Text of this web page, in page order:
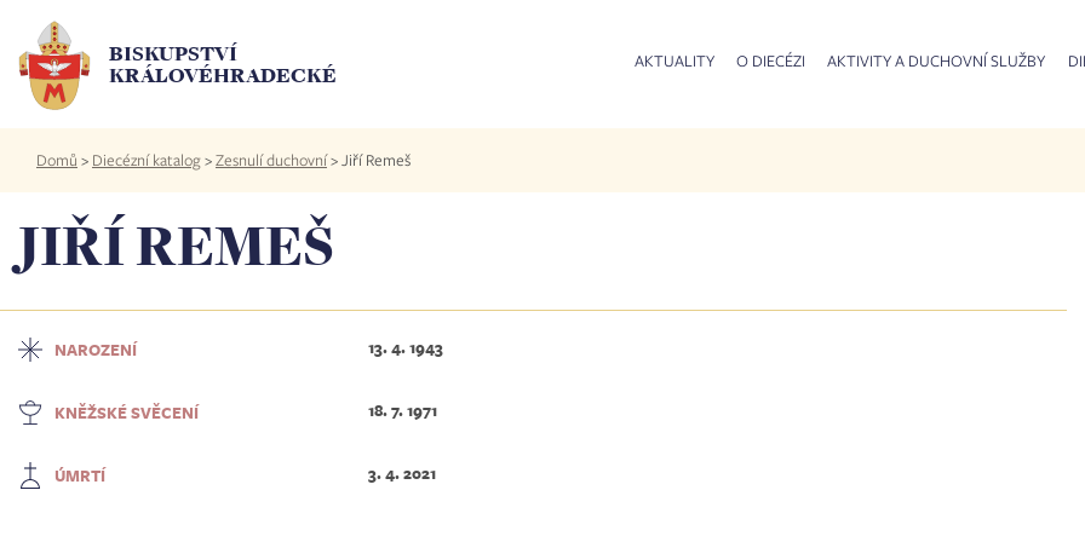
hlavnímu
obsahu
BISKUPSTVÍ
KRÁLOVÉHRADECKÉ
AKTUALITY O DIECÉZI AKTIVITY A DUCHOVNÍ SLUŽBY
Drobečková
navigace
Domů > Diecézní katalog>Zesnulí duchovní>Jiří Remeš
JIŘÍ REMEŠ
NAROZENÍ 13. 4. 1943
KNĚŽSKÉ SVĚCENÍ 18. 7. 1971
ÚMRTÍ 3. 4. 2021